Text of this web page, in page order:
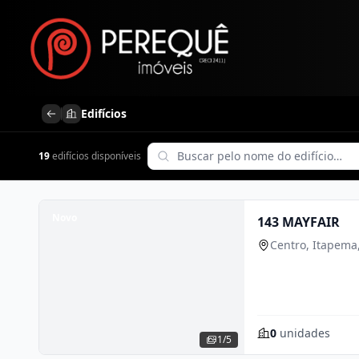
Edifícios
19edifícios disponíveis
1/5
143 MAYFAIR
Centro,
0 unidades